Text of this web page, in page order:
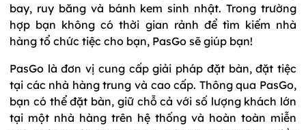
bay, ruy băng và bánh kem sinh nhật. Trong trường
hợp bạn không có thời gian rảnh để tìm kiếm nhà
hàng tổ chức tiệc cho bạn, PasGo sẽ giúp bạn!
PasGo là đơn vị cung cấp giải pháp đặt bàn, đặt tiệc
tại các nhà hàng trung và cao cấp. Thông qua PasGo,
bạn có thể đặt bàn, giữ chỗ cả với số lượng khách lớn
tại một nhà hàng trên hệ thống và hoàn toàn miễn